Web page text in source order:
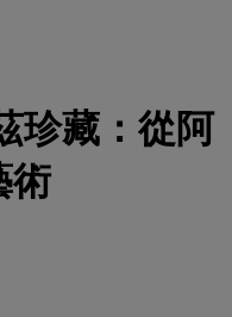
珍藏：從阿
術